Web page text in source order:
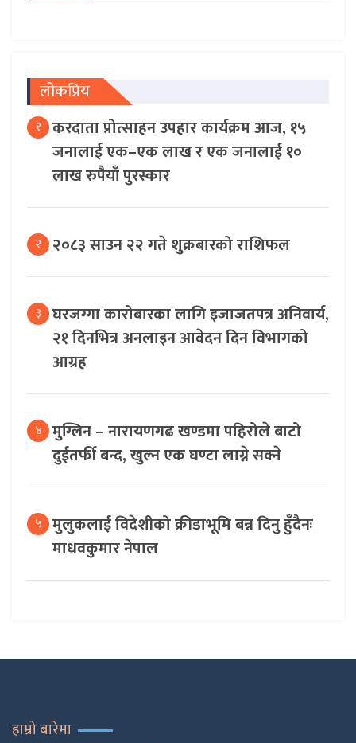
लोकप्रिय
१ करदाता प्रोत्साहन उपहार कार्यक्रम आज, १५
जनालाई एक–एक लाख र एक जनालाई १०
लाख रुपैयाँ पुरस्कार
२ २०८३ साउन २२ गते शुक्रबारको राशिफल
३ घरजग्गा कारोबारका लागि इजाजतपत्र अनिवार्य,
२१ दिनभित्र अनलाइन आवेदन दिन विभागको
आग्रह
४ मुग्लिन – नारायणगढ खण्डमा पहिरोले बाटो
दुईतर्फी बन्द, खुल्न एक घण्टा लाग्ने सक्ने
५ मुलुकलाई विदेशीको क्रीडाभूमि बन्न दिनु हुँदैनः
माधवकुमार नेपाल
हाम्रो बारेमा